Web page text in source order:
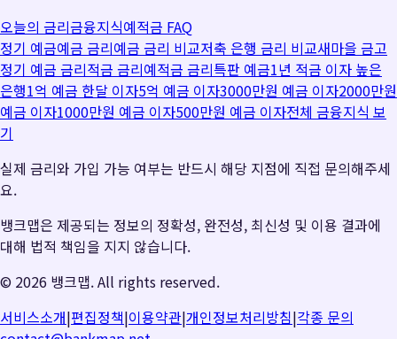
오늘의 금리금융지식예적금 FAQ
정기 예금예금 금리예금 금리 비교저축 은행 금리 비교새마을 금고
정기 예금 금리적금 금리예적금 금리특판 예금1년 적금 이자 높은
은행1억 예금 한달 이자5억 예금 이자3000만원 예금 이자2000만원
예금 이자1000만원 예금 이자500만원 예금 이자전체 금융지식 보
기
실제 금리와 가입 가능 여부는 반드시 해당 지점에 직접 문의해주세
요.
뱅크맵은 제공되는 정보의 정확성, 완전성, 최신성 및 이용 결과에
대해 법적 책임을 지지 않습니다.
© 2026 뱅크맵. All rights reserved.
서비스소개|편집정책|이용약관|개인정보처리방침|각종 문의